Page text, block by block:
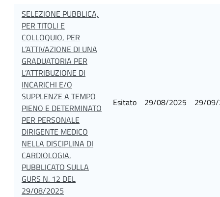
SELEZIONE PUBBLICA,
PER TITOLI E
COLLOQUIO, PER
L’ATTIVAZIONE DI UNA
GRADUATORIA PER
L’ATTRIBUZIONE DI
INCARICHI E/O
SUPPLENZE A TEMPO
PIENO E DETERMINATO
PER PERSONALE
DIRIGENTE MEDICO
NELLA DISCIPLINA DI
CARDIOLOGIA.
PUBBLICATO SULLA
GURS N. 12 DEL
29/08/2025
Esitato 29/08/2025 29/